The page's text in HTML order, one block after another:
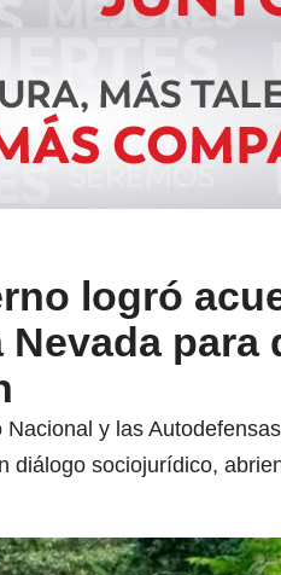
logró
Nevada
Nacional y las
diálogo sociojurídico,